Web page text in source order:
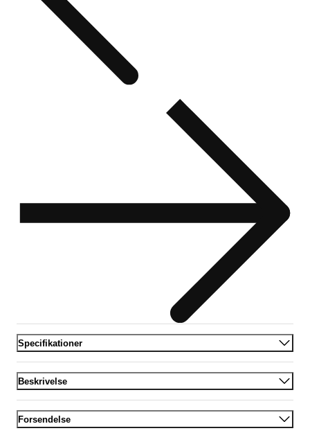
Specifikationer
Beskrivelse
Forsendelse